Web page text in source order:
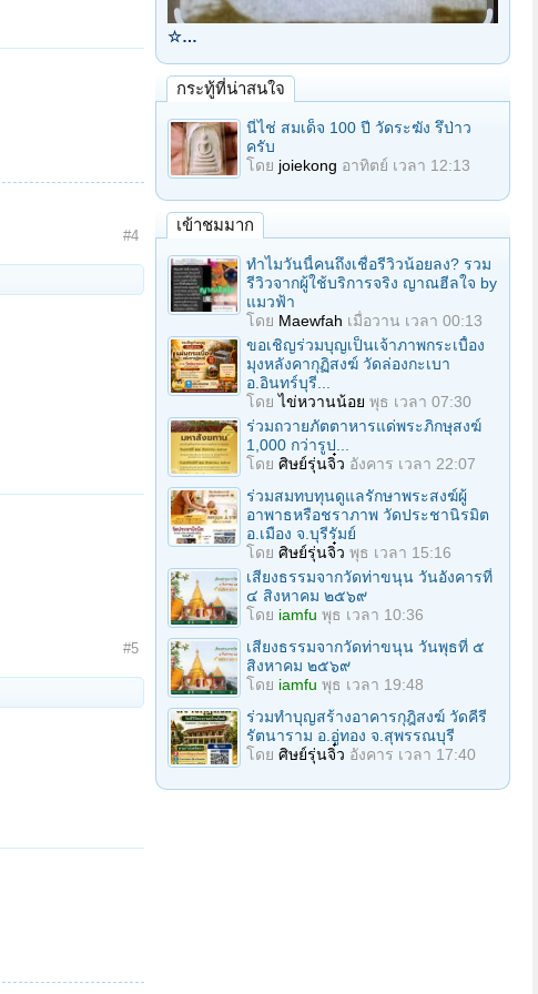
#4
#5
☆…
กระทู้ที่น่าสนใจ
นี่ไช่ สมเด็จ 100 ปี วัดระฆัง รึป่าว
ครับ
โดย joiekong อาทิตย์ เวลา 12:13
เข้าชมมาก
ทำไมวันนี้คนถึงเชื่อรีวิวน้อยลง? รวม
รีวิวจากผู้ใช้บริการจริง ญาณฮีลใจ by
แมวฟ้า
โดย Maewfah เมื่อวาน เวลา 00:13
ขอเชิญร่วมบุญเป็นเจ้าภาพกระเบื้อง
มุงหลังคากุฏิสงฆ์ วัดล่องกะเบา
อ.อินทร์บุรี...
โดยไข่หวานน้อย พุธ เวลา 07:30
ร่วมถวายภัตตาหารแด่พระภิกษุสงฆ์
1,000 กว่ารูป...
โดย ศิษย์รุ่นจิ๋ว อังคาร เวลา 22:07
ร่วมสมทบทุนดูแลรักษาพระสงฆ์ผู้
อาพาธหรือชราภาพ วัดประชานิรมิต
อ.เมือง จ.บุรีรัมย์
โดย ศิษย์รุ่นจิ๋ว พุธ เวลา 15:16
เสียงธรรมจากวัดท่าขนุน วันอังคารที่
๔ สิงหาคม ๒๕๖๙
โดย iamfu พุธ เวลา 10:36
เสียงธรรมจากวัดท่าขนุน วันพุธที่ ๕
สิงหาคม ๒๕๖๙
โดย iamfu พุธ เวลา 19:48
ร่วมทำบุญสร้างอาคารกุฎิสงฆ์ วัดคีรี
รัตนาราม อ.อู่ทอง จ.สุพรรณบุรี
โดย ศิษย์รุ่นจิ๋ว อังคาร เวลา 17:40